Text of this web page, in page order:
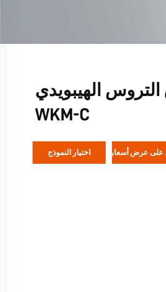
الهيبويدي
WKM-C
على عرض أسعار اختيار النموذج